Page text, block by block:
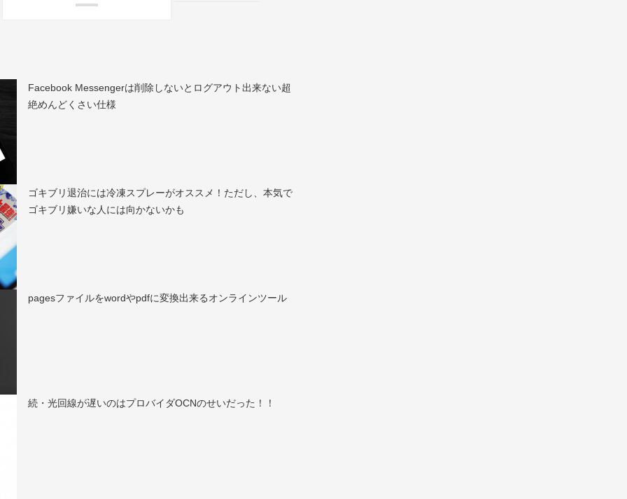
Facebook Messengerは削除しないとログアウト出来ない超
絶めんどくさい仕様
ゴキブリ退治には冷凍スプレーがオススメ！ただし、本気で
ゴキブリ嫌いな人には向かないかも
pagesファイルをwordやpdfに変換出来るオンラインツール
続・光回線が遅いのはプロバイダOCNのせいだった！！